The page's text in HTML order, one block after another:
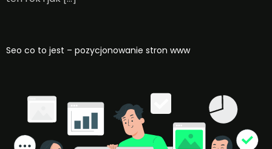
Seo co to jest – pozycjonowanie stron www